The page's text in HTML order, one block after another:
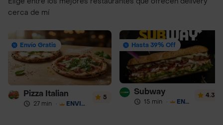
cerca de mí
Envío Gratis
Pizza Italian
27 min · ENVÍO GRATIS
5
Hasta 39% Off
Subway
15 min · ENVÍO GRATIS
4.3